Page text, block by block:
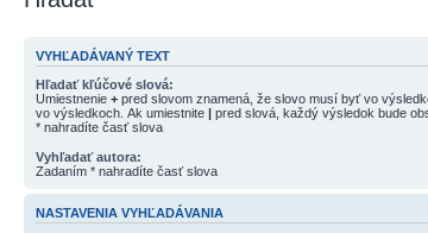
VYHĽADÁVANÝ TEXT
Hľadať kľúčové slová:
Umiestnenie + pred slovom znamená, že slovo musí byť vo
vo výsledkoch. Ak umiestnite | pred slová, každý výsledok bude
* nahradíte časť slova
Vyhľadať autora:
Zadaním * nahradíte časť slova
NASTAVENIA VYHĽADÁVANIA